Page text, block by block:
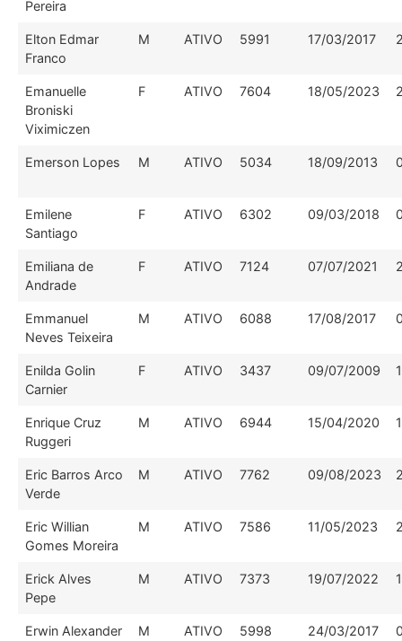
Pereira
Elton Edmar
Franco
M ATIVO 5991 17/03/2017
Emanuelle
Broniski
Viximiczen
F ATIVO 7604 18/05/2023
Emerson Lopes M ATIVO 5034 18/09/2013
Emilene
Santiago
F ATIVO 6302 09/03/2018
Emiliana de
Andrade
F ATIVO 7124 07/07/2021
Emmanuel
Neves Teixeira
M ATIVO 6088 17/08/2017
Enilda Golin
Carnier
F ATIVO 3437 09/07/2009
Enrique Cruz
Ruggeri
M ATIVO 6944 15/04/2020
Eric Barros Arco
Verde
M ATIVO 7762 09/08/2023
Eric Willian
Gomes Moreira
M ATIVO 7586 11/05/2023
Erick Alves
Pepe
M ATIVO 7373 19/07/2022
Erwin Alexander M ATIVO 5998 24/03/2017